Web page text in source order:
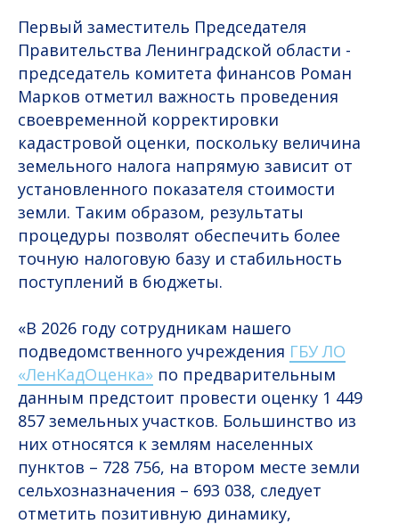
Первый заместитель Председателя
Правительства Ленинградской области -
председатель комитета финансов Роман
Марков отметил важность проведения
своевременной корректировки
кадастровой оценки, поскольку величина
земельного налога напрямую зависит от
установленного показателя стоимости
земли. Таким образом, результаты
процедуры позволят обеспечить более
точную налоговую базу и стабильность
поступлений в бюджеты.
«В 2026 году сотрудникам нашего
подведомственного учреждения ГБУ ЛО
«ЛенКадОценка» по предварительным
данным предстоит провести оценку 1 449
857 земельных участков. Большинство из
них относятся к землям населенных
пунктов – 728 756, на втором месте земли
сельхозназначения – 693 038, следует
отметить позитивную динамику,